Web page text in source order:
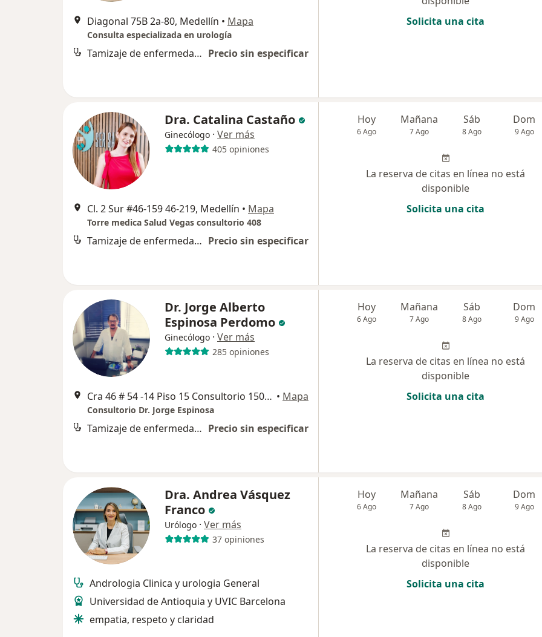
Diagonal 75B 2a-80, Medellín • Mapa
Consulta especializada en urología
Tamizaje de enfermedades de transmisión sexual Precio sin especificar
Solicita una cita
Dra. Catalina Castaño
Ginecólogo · Ver más
405 opiniones
Cl. 2 Sur #46-159 46-219, Medellín • Mapa
Torre medica Salud Vegas consultorio 408
Tamizaje de enfermedades de transmisión sexual Precio sin especificar
Hoy
6 Ago
Mañana
7 Ago
Sáb
8 Ago
Dom
9 Ago
La reserva de citas en línea no está
disponible
Solicita una cita
Dr. Jorge Alberto
Espinosa Perdomo
Ginecólogo · Ver más
285 opiniones
Cra 46 # 54 -14 Piso 15 Consultorio 1503 Edificio Comedal, Medellín • Mapa
Consultorio Dr. Jorge Espinosa
Tamizaje de enfermedades de transmisión sexual Precio sin especificar
Hoy
6 Ago
Mañana
7 Ago
Sáb
8 Ago
Dom
9 Ago
La reserva de citas en línea no está
disponible
Solicita una cita
Dra. Andrea Vásquez
Franco
Urólogo · Ver más
37 opiniones
Andrologia Clinica y urologia General
Universidad de Antioquia y UVIC Barcelona
empatia, respeto y claridad
Hoy
6 Ago
Mañana
7 Ago
Sáb
8 Ago
Dom
9 Ago
La reserva de citas en línea no está
disponible
Solicita una cita